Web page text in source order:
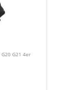
G20 G21 4er